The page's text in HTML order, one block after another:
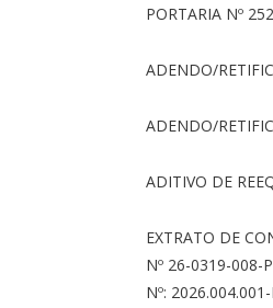
PORTARIA Nº
ADENDO/
ADENDO/
ADITIVO DE
EXTRATO DE
Nº 26-0319-008-
Nº: